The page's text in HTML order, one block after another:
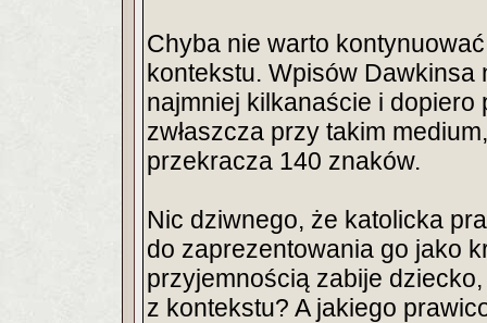
Chyba nie warto
kontekstu. Wpisów Dawkinsa
najmniej kilkanaście i dopiero
zwłaszcza przy takim
przekracza 140 znaków.
Nic dziwnego, że katolicka
do zaprezentowania go jako
przyjemnością zabije
z kontekstu? A jakiego